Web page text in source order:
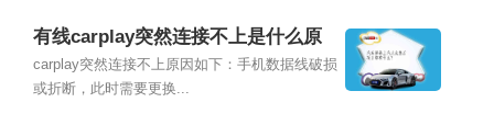
有线carplay突然连接不上是什么原
因？
carplay突然连接不上原因如下：手机数据线破损
或折断，此时需要更换...